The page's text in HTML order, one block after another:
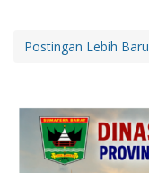
Postingan Lebih Baru